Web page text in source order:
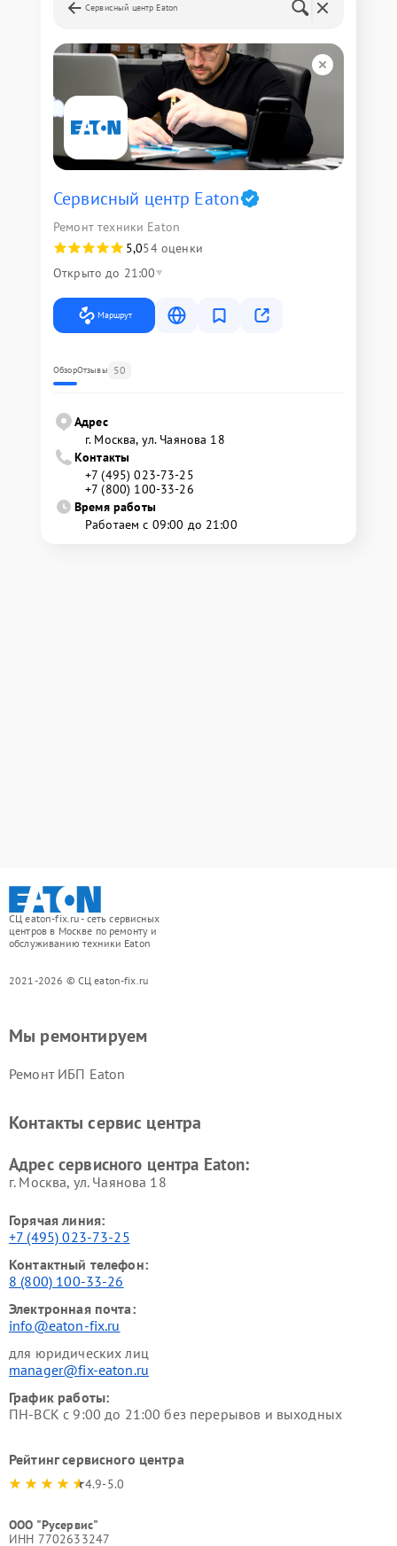
Сервисный центр Eaton
Сервисный центр Eaton
Ремонт техники Eaton
5,054 оценки
Открыто до 21:00
Маршрут
ОбзорОтзывы 50
Адрес
г. Москва, ул. Чаянова 18
Контакты
+7 (495) 023-73-25
+7 (800) 100-33-26
Время работы
Работаем с 09:00 до 21:00
СЦ eaton-fix.ru - сеть сервисных
центров в Москве по ремонту и
обслуживанию техники Eaton
2021-2026 © СЦ eaton-fix.ru
Мы ремонтируем
Ремонт ИБП Eaton
Контакты сервис центра
Адрес сервисного центра Eaton:
г. Москва, ул. Чаянова 18
Горячая линия:
+7 (495) 023-73-25
Контактный телефон:
8 (800) 100-33-26
Электронная почта:
info@eaton-fix.ru
для юридических лиц
manager@fix-eaton.ru
График работы:
ПН-ВСК с 9:00 до 21:00 без перерывов и выходных
Рейтинг сервисного центра
4.9-5.0
ООО "Русервис"
ИНН 7702633247